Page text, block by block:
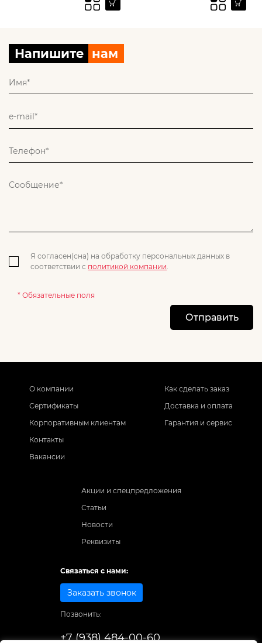
Напишите нам
Я согласен(сна) на обработку персональных данных в
соответствии с политикой компании.
* Обязательные поля
Отправить
О компании
Сертификаты
Корпоративным клиентам
Контакты
Вакансии
Как сделать заказ
Доставка и оплата
Гарантия и сервис
Акции и спецпредложения
Статьи
Новости
Реквизиты
Связаться с нами:
Заказать звонок
Позвонить:
+7 (938) 484-00-60